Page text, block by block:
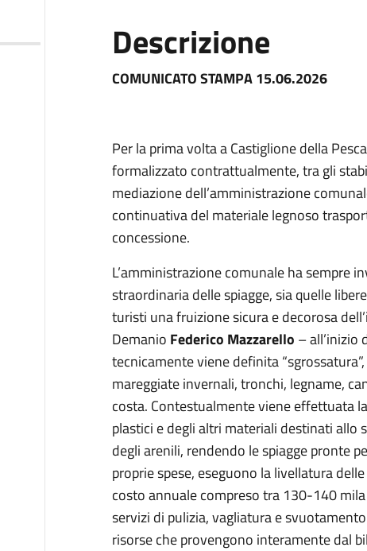
Descrizione
COMUNICATO STAMPA 15.06.2026
Per la prima volta a Castiglione della
formalizzato contrattualmente, tra gli
mediazione dell’amministrazione
continuativa del materiale legnoso
concessione.
L’amministrazione comunale ha sempre
straordinaria delle spiagge, sia quelle
turisti una fruizione sicura e decorosa
Demanio Federico Mazzarello – all’inizio
tecnicamente viene definita
mareggiate invernali, tronchi, legname,
costa. Contestualmente viene effettuata
plastici e degli altri materiali destinati allo
degli arenili, rendendo le spiagge pronte
proprie spese, eseguono la livellatura
costo annuale compreso tra 130-140
servizi di pulizia, vagliatura e
risorse che provengono interamente dal